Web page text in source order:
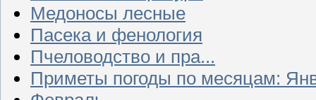
Медоносы лесные
Пасека и фенология
Пчеловодство и пра...
Приметы погоды по месяцам: